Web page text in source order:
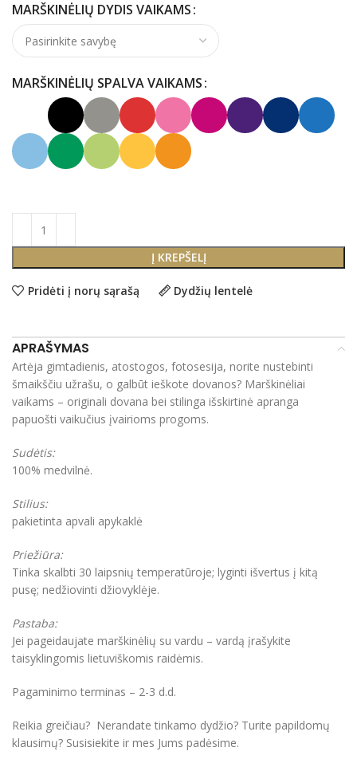
MARŠKINĖLIŲ DYDIS VAIKAMS
MARŠKINĖLIŲ SPALVA VAIKAMS
Į KREPŠELĮ
Pridėti į norų sąrašą Dydžių lentelė
APRAŠYMAS
Artėja gimtadienis, atostogos, fotosesija, norite nustebinti
šmaikščiu užrašu, o galbūt ieškote dovanos? Marškinėliai
vaikams – originali dovana bei stilinga išskirtinė apranga
papuošti vaikučius įvairioms progoms.
Sudėtis:
100% medvilnė.
Stilius:
pakietinta apvali apykaklė
Priežiūra:
Tinka skalbti 30 laipsnių temperatūroje; lyginti išvertus į kitą
pusę; nedžiovinti džiovyklėje.
Pastaba:
Jei pageidaujate marškinėlių su vardu – vardą įrašykite
taisyklingomis lietuviškomis raidėmis.
Pagaminimo terminas – 2-3 d.d.
Reikia greičiau? Nerandate tinkamo dydžio? Turite papildomų
klausimų? Susisiekite ir mes Jums padėsime.